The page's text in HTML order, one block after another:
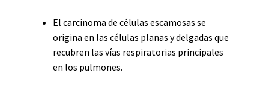
El carcinoma de células escamosas se
origina en las células planas y delgadas que
recubren las vías respiratorias principales
en los pulmones.